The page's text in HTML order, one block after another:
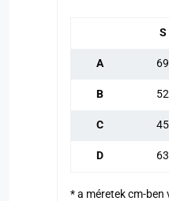
S
A 69
B 52
C 45
D 63
* a méretek cm-ben